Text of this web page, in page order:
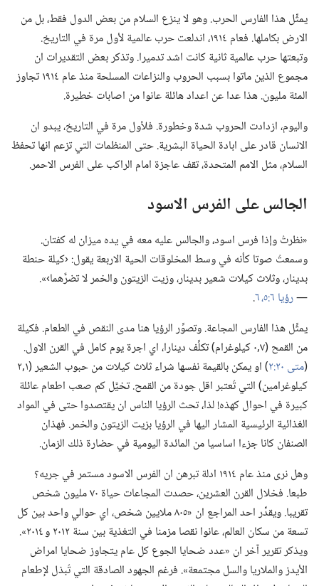
يمثِّل هذا الفارس الحرب.‏ وهو لا ينزع السلام من بعض الدول فقط،‏ بل من
الارض بكاملها.‏ فعام ١٩١٤،‏ اندلعت حرب عالمية لأول مرة في التاريخ.‏
وتبعتها حرب عالمية ثانية كانت اشد تدميرا.‏ وتذكر بعض التقديرات ان
مجموع الذين ماتوا بسبب الحروب والنزاعات المسلحة منذ عام ١٩١٤ تجاوز
المئة مليون.‏ هذا عدا عن اعداد هائلة عانوا من اصابات خطيرة.‏
واليوم،‏ ازدادت الحروب شدة وخطورة.‏ فلأول مرة في التاريخ،‏ يبدو ان
الانسان قادر على ابادة الحياة البشرية.‏ حتى المنظمات التي تزعم انها تحفظ
السلام،‏ مثل الامم المتحدة،‏ تقف عاجزة امام الراكب على الفرس الاحمر.‏
الجالس على الفرس الاسود
‏«نظرتُ وإذا فرس اسود،‏ والجالس عليه معه في يده ميزان له كفتان.‏
وسمعتُ صوتا كأنه في وسط المخلوقات الحية الاربعة يقول:‏ ‹كيلة حنطة
بدينار،‏ وثلاث كيلات شعير بدينار،‏ وزيت الزيتون والخمر لا تضرَّهما›».‏
—‏رؤيا ٦:‏٥،‏ ٦
‏.‏
يمثِّل هذا الفارس المجاعة.‏ وتصوِّر الرؤيا هنا مدى النقص في الطعام.‏ فكيلة
من القمح (‏٧‏,٠ كيلوغرام)‏ تكلِّف دينارا،‏ اي اجرة يوم كامل في القرن الاول.‏
(‏متى ٢٠:‏٢
‏)‏ او يمكن بالقيمة نفسها شراء ثلاث كيلات من حبوب الشعير (‏١‏,٢
كيلوغرامين)‏ التي تُعتبر اقل جودة من القمح.‏ تخيَّل كم صعب اطعام عائلة
كبيرة في احوال كهذه!‏ لذا،‏ تحث الرؤيا الناس ان يقتصدوا حتى في المواد
الغذائية الرئيسية المشار اليها في الرؤيا بزيت الزيتون والخمر.‏ فهذان
الصنفان كانا جزءا اساسيا من المائدة اليومية في حضارة ذلك الزمان.‏
وهل نرى منذ عام ١٩١٤ ادلة تبرهن ان الفرس الاسود مستمر في جريه؟‏
طبعا.‏ فخلال القرن العشرين،‏ حصدت المجاعات حياة ٧٠ مليون شخص
تقريبا.‏ ويقدِّر احد المراجع ان «٨٠٥ ملايين شخص،‏ اي حوالي واحد بين كل
تسعة من سكان العالم،‏ عانوا نقصا مزمنا في التغذية بين سنة ٢٠١٢ و ٢٠١٤».‏
ويذكر تقرير آخر ان «عدد ضحايا الجوع كل عام يتجاوز ضحايا امراض
الأيدز والملاريا والسل مجتمعة».‏ فرغم الجهود الصادقة التي تُبذل لإطعام